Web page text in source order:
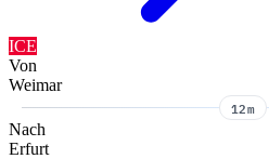
ICE
Von
Weimar
12m
Nach
Erfurt